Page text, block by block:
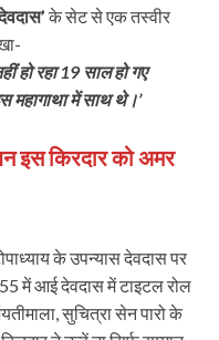
के सेट से एक तस्वीर
हो रहा 19 साल हो गए
महागाथा में साथ थे।’
इस किरदार को अमर
के उपन्यास देवदास पर
में आई देवदास में टाइटल रोल
सुचित्रा सेन पारो के